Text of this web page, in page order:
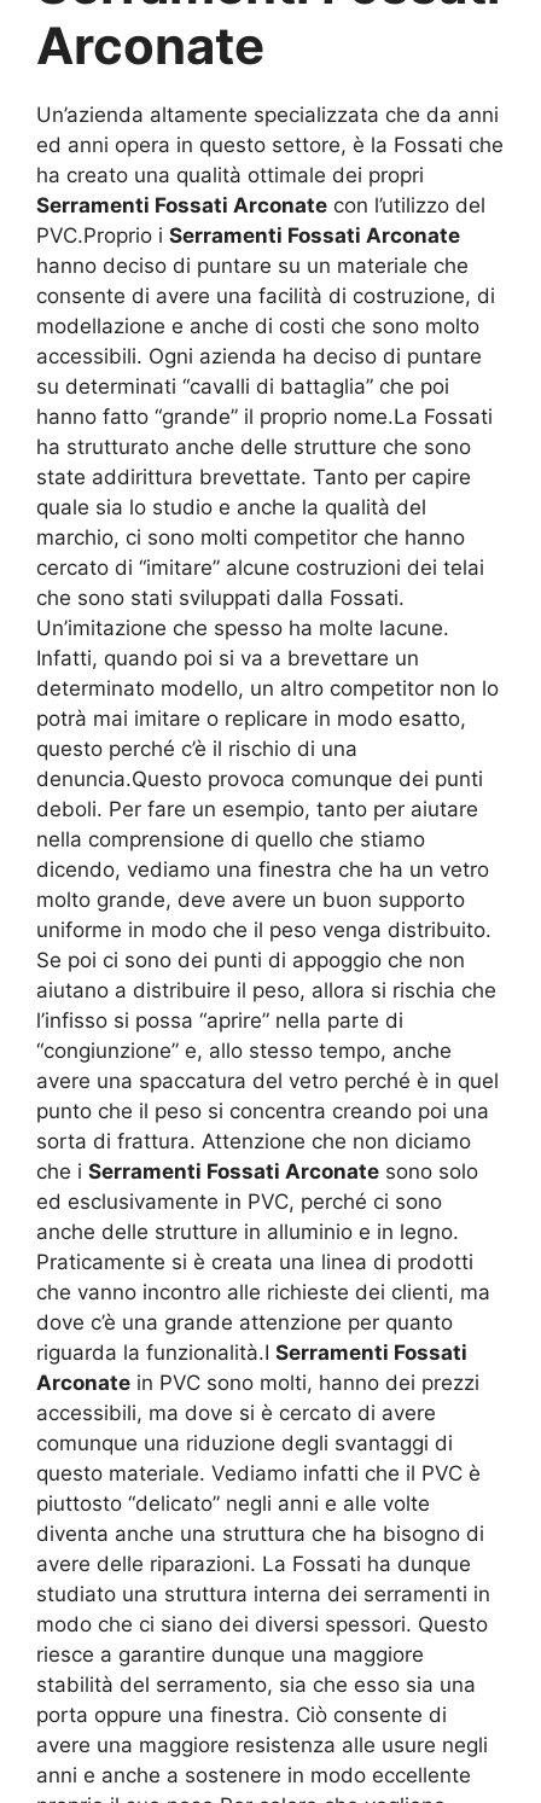
Arconate
Un’azienda altamente specializzata che da anni
ed anni opera in questo settore, è la Fossati che
ha creato una qualità ottimale dei propri
Serramenti Fossati Arconate con l’utilizzo del
PVC.Proprio i Serramenti Fossati Arconate
hanno deciso di puntare su un materiale che
consente di avere una facilità di costruzione, di
modellazione e anche di costi che sono molto
accessibili. Ogni azienda ha deciso di puntare
su determinati “cavalli di battaglia” che poi
hanno fatto “grande” il proprio nome.La Fossati
ha strutturato anche delle strutture che sono
state addirittura brevettate. Tanto per capire
quale sia lo studio e anche la qualità del
marchio, ci sono molti competitor che hanno
cercato di “imitare” alcune costruzioni dei telai
che sono stati sviluppati dalla Fossati.
Un’imitazione che spesso ha molte lacune.
Infatti, quando poi si va a brevettare un
determinato modello, un altro competitor non lo
potrà mai imitare o replicare in modo esatto,
questo perché c’è il rischio di una
denuncia.Questo provoca comunque dei punti
deboli. Per fare un esempio, tanto per aiutare
nella comprensione di quello che stiamo
dicendo, vediamo una finestra che ha un vetro
molto grande, deve avere un buon supporto
uniforme in modo che il peso venga distribuito.
Se poi ci sono dei punti di appoggio che non
aiutano a distribuire il peso, allora si rischia che
l’infisso si possa “aprire” nella parte di
“congiunzione” e, allo stesso tempo, anche
avere una spaccatura del vetro perché è in quel
punto che il peso si concentra creando poi una
sorta di frattura. Attenzione che non diciamo
che i Serramenti Fossati Arconate sono solo
ed esclusivamente in PVC, perché ci sono
anche delle strutture in alluminio e in legno.
Praticamente si è creata una linea di prodotti
che vanno incontro alle richieste dei clienti, ma
dove c’è una grande attenzione per quanto
riguarda la funzionalità.I Serramenti Fossati
Arconate in PVC sono molti, hanno dei prezzi
accessibili, ma dove si è cercato di avere
comunque una riduzione degli svantaggi di
questo materiale. Vediamo infatti che il PVC è
piuttosto “delicato” negli anni e alle volte
diventa anche una struttura che ha bisogno di
avere delle riparazioni. La Fossati ha dunque
studiato una struttura interna dei serramenti in
modo che ci siano dei diversi spessori. Questo
riesce a garantire dunque una maggiore
stabilità del serramento, sia che esso sia una
porta oppure una finestra. Ciò consente di
avere una maggiore resistenza alle usure negli
anni e anche a sostenere in modo eccellente